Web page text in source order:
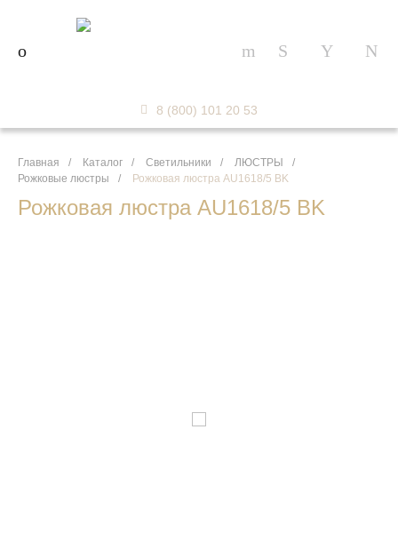
8 (800) 101 20 53
Главная / Каталог / Светильники / ЛЮСТРЫ
/
Рожковые люстры
/ Рожковая люстра AU1618/5 BK
Рожковая люстра AU1618/5 BK